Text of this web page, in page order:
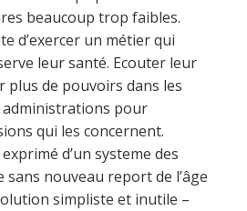
beaucoup trop faibles.
d’exercer un métier qui
leur santé. Ecouter leur
plus de pouvoirs dans les
pour
qui les concernent.
d’un systeme des
nouveau report de l’âge
simpliste et inutile –